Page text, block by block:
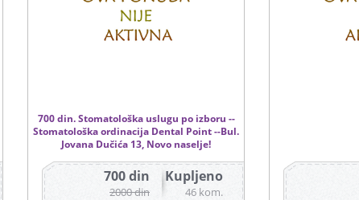
700 din. Stomatološka uslugu po izboru --
Stomatološka ordinacija Dental Point --Bul.
Jovana Dučića 13, Novo naselje!
Kupljeno
46 kom.
700 din
2000 din